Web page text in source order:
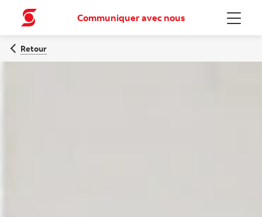
Menu
Communiquer avec nous
Retour